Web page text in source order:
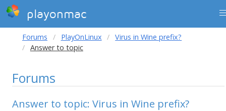
playonmac
Forums PlayOnLinux
Virus in Wine prefix?
Answer to topic
Forums
Answer to topic: Virus in Wine prefix?